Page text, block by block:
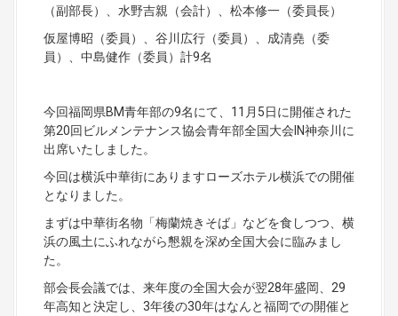
（副部長）、水野吉親（会計）、松本修一（委員長）
仮屋博昭（委員）、谷川広行（委員）、成清堯（委
員）、中島健作（委員）計9名
今回福岡県BM青年部の9名にて、11月5日に開催された
第20回ビルメンテナンス協会青年部全国大会IN神奈川に
出席いたしました。
今回は横浜中華街にありますローズホテル横浜での開催
となりました。
まずは中華街名物「梅蘭焼きそば」などを食しつつ、横
浜の風土にふれながら懇親を深め全国大会に臨みまし
た。
部会長会議では、来年度の全国大会が翌28年盛岡、29
年高知と決定し、3年後の30年はなんと福岡での開催と